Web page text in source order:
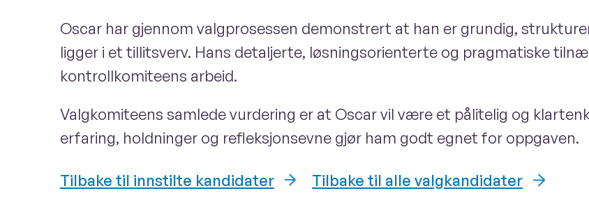
Oscar har gjennom valgprosessen demonstrert at han er grundig,
ligger i et tillitsverv. Hans detaljerte, løsningsorienterte og pragmatiske
kontrollkomiteens arbeid.
Valgkomiteens samlede vurdering er at Oscar vil være et pålitelig og
erfaring, holdninger og refleksjonsevne gjør ham godt egnet for oppgaven.
Tilbake til innstilte kandidater Tilbake til alle valgkandidater